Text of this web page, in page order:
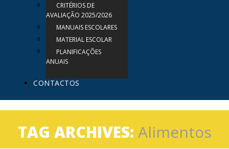
CRITÉRIOS DE
AVALIAÇÃO 2025/2026
MANUAIS ESCOLARES
MATERIAL ESCOLAR
PLANIFICAÇÕES
ANUAIS
CONTACTOS
TAG ARCHIVES: Alimentos